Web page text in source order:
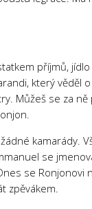
příjmů,
který věděl
Můžeš se za
kamarády.
se
se Ronjonovi
zpěvákem.